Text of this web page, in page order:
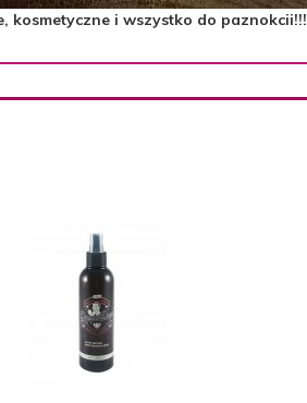
kosmetyczne i wszystko do paznokcii!!!